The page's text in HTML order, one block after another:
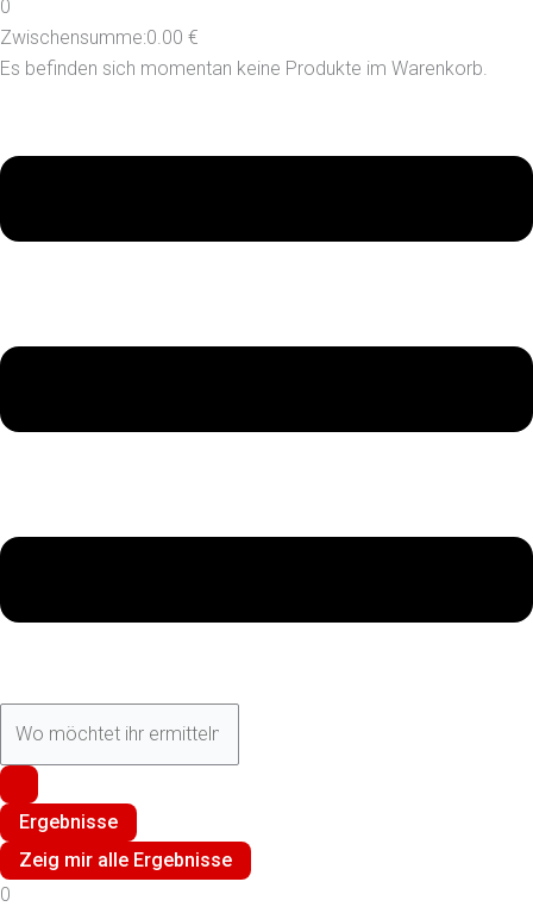
0
Zwischensumme:0.00 €
Es befinden sich momentan keine Produkte im Warenkorb.
Ergebnisse
Zeig mir alle Ergebnisse
0